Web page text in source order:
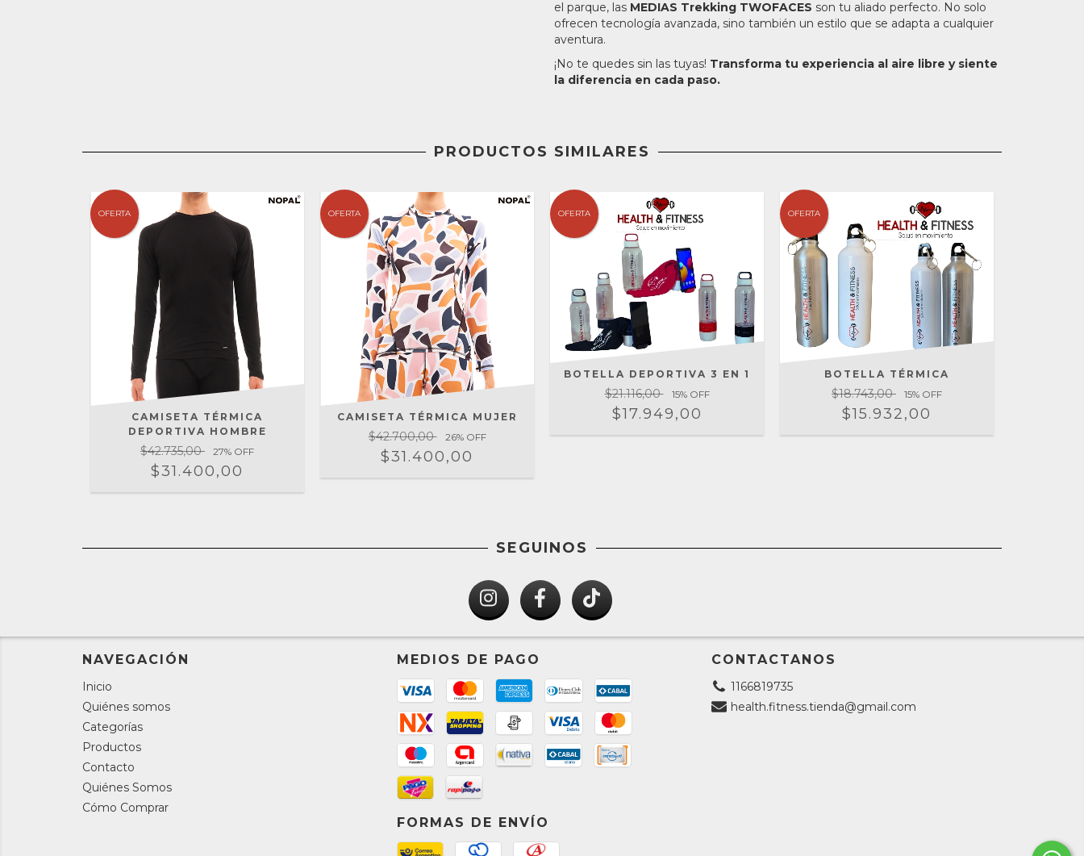
el parque, las MEDIAS Trekking TWOFACES son tu aliado perfecto. No solo
ofrecen tecnología avanzada, sino también un estilo que se adapta a cualquier
aventura.
¡No te quedes sin las tuyas! Transforma tu experiencia al aire libre y siente
la diferencia en cada paso.
PRODUCTOS SIMILARES
OFERTA
CAMISETA TÉRMICA
DEPORTIVA HOMBRE
$42.735,00 27% OFF
$31.400,00
OFERTA
CAMISETA TÉRMICA MUJER
$42.700,00 26% OFF
$31.400,00
OFERTA
BOTELLA DEPORTIVA 3 EN 1
$21.116,00 15% OFF
$17.949,00
OFERTA
BOTELLA TÉRMICA
$18.743,00 15% OFF
$15.932,00
SEGUINOS
NAVEGACIÓN
Inicio
Quiénes somos
Categorías
Productos
Contacto
Quiénes Somos
Cómo Comprar
MEDIOS DE PAGO
FORMAS DE ENVÍO
CONTACTANOS
1166819735
health.fitness.tienda@gmail.com